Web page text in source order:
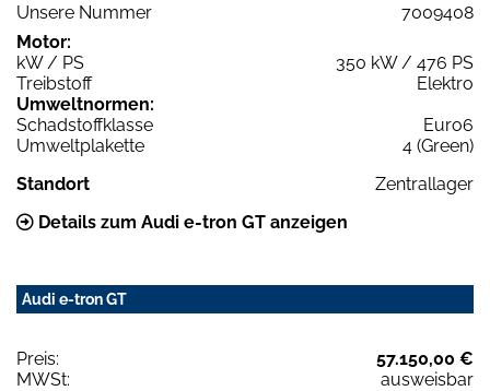
Unsere Nummer
7009408
Motor:
kW / PS
350 kW / 476 PS
Treibstoff
Elektro
Umweltnormen:
Schadstoffklasse
Euro6
Umweltplakette
4 (Green)
Standort
Zentrallager
Details zum Audi e-tron GT anzeigen
Audi e-tron GT
Preis:
57.150,00 €
MWSt:
ausweisbar